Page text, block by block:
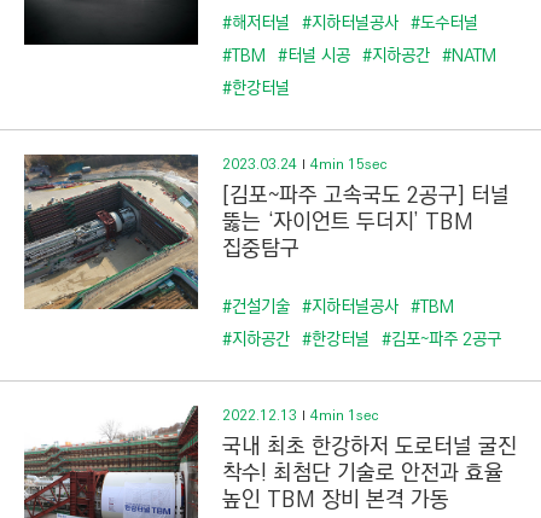
C
N
)
#해저터널 #지하터널공사 #도수터널
#TBM #터널 시공 #지하공간 #NATM
#한강터널
2023.03.24 4min 15sec
[김포~파주 고속국도 2공구] 터널
뚫는 ‘자이언트 두더지’ TBM
집중탐구
#건설기술 #지하터널공사 #TBM
#지하공간 #한강터널 #김포~파주 2공구
2022.12.13 4min 1sec
국내 최초 한강하저 도로터널 굴진
착수! 최첨단 기술로 안전과 효율
높인 TBM 장비 본격 가동